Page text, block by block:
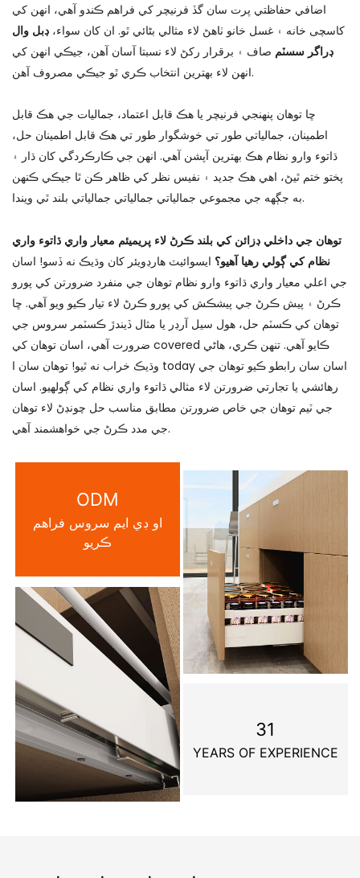
اضافي حفاظتي پرت سان گڏ فرنيچر کي فراهم ڪندو آهي، انهن کي
کاسچی خانه ۽ غسل خانو ٺاهڻ لاء مثالي بڻائي ٿو. ان کان سواء، ڊبل وال
ڊراگر سسٽم صاف ۽ برقرار رکڻ لاء نسبتا آسان آهن، جيڪي انهن کي
انهن لاء بهترين انتخاب ڪري ٿو جيڪي مصروف آهن.
ڇا توهان پنهنجي فرنيچر يا هڪ قابل اعتماد، جماليات جي هڪ قابل
اطمينان، جمالياتي طور تي خوشگوار طور تي هڪ قابل اطمينان حل،
ڌاتوء وارو نظام هڪ بهترين آپشن آهي. انهن جي ڪارڪردگي کان ڌار ۽
پختو ختم ٿيڻ، اهي هڪ جديد ۽ نفيس نظر کي ظاهر ڪن ٿا جيڪي ڪنهن
به جڳهه جي مجموعي جمالياتي جمالياتي جمالياتي بلند ٿي ويندا.
توهان جي داخلي ڊزائن کي بلند ڪرڻ لاء پريميئم معيار واري ڌاتوء واري
نظام کي ڳولي رهيا آهيو؟ ايسوائيٽ هارڊويئر کان وڌيڪ نه ڏسو! اسان
جي اعلي معيار واري ڌاتوء وارو نظام توهان جي منفرد ضرورتن کي پورو
ڪرڻ ۽ پيش ڪرڻ جي پيشڪش کي پورو ڪرڻ لاء تيار ڪيو ويو آهي. ڇا
توهان کي ڪسٽم حل، هول سيل آرڊر يا مثال ڏيندڙ ڪسٽمر سروس جي
ضرورت آهي، اسان توهان کي covered ڪايو آهي. تنهن ڪري، هاڻي
وڌيڪ خراب نه ٿيو! توهان سان ا today اسان سان رابطو ڪيو توهان جي
رهائشي يا تجارتي ضرورتن لاء مثالي ڌاتوء واري نظام کي ڳولهيو. اسان
جي ٽيم توهان جي خاص ضرورتن مطابق مناسب حل چونڊڻ لاء توهان
جي مدد ڪرڻ جي خواهشمند آهي.
ODM
او ڊي ايم سروس فراهم
ڪريو
31
YEARS OF EXPERIENCE